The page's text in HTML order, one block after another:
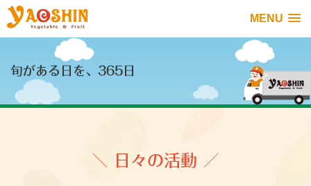
MENU
旬がある日を、365日
＼ 日々の活動 ／